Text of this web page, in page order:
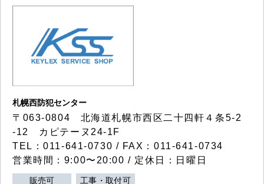
札幌西防犯センター
〒063-0804 北海道札幌市西区二十四軒４条5-2
-12 カピテーヌ24-1F
TEL：011-641-0730 / FAX：011-641-0734
営業時間：9:00〜20:00 / 定休日：日曜日
販売可 工事・取付可